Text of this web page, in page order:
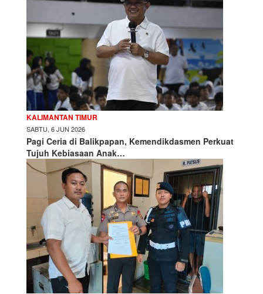
KALIMANTAN TIMUR
SABTU, 6 JUN 2026
Pagi Ceria di Balikpapan, Kemendikdasmen Perkuat
Tujuh Kebiasaan Anak…